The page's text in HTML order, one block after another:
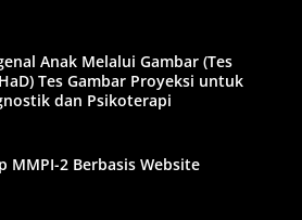
Anak Melalui Gambar (Tes
Tes Gambar Proyeksi untuk
dan Psikoterapi
MMPI-2 Berbasis Website